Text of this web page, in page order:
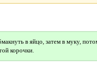
в яйцо, затем в муку,
корочки.